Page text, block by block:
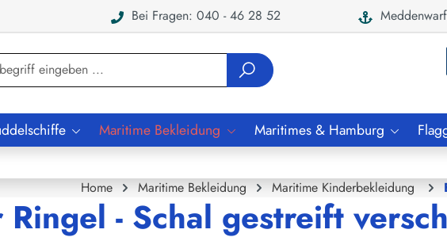
Bei Fragen: 040 - 46 28 52
Maritime Bekleidung Maritimes & Hamburg
Home Maritime Bekleidung Maritime Kinderbekleidung
- Schal gestreift